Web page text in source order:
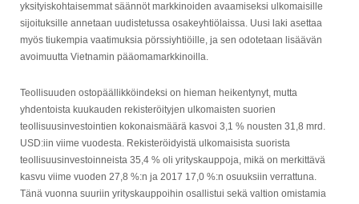
yksityiskohtaisemmat säännöt markkinoiden avaamiseksi ulkomaisille
sijoituksille annetaan uudistetussa osakeyhtiölaissa. Uusi laki asettaa
myös tiukempia vaatimuksia pörssiyhtiöille, ja sen odotetaan lisäävän
avoimuutta Vietnamin pääomamarkkinoilla.
Teollisuuden ostopäällikköindeksi on hieman heikentynyt, mutta
yhdentoista kuukauden rekisteröityjen ulkomaisten suorien
teollisuusinvestointien kokonaismäärä kasvoi 3,1 % nousten 31,8 mrd.
USD:iin viime vuodesta. Rekisteröidyistä ulkomaisista suorista
teollisuusinvestoinneista 35,4 % oli yrityskauppoja, mikä on merkittävä
kasvu viime vuoden 27,8 %:n ja 2017 17,0 %:n osuuksiin verrattuna.
Tänä vuonna suuriin yrityskauppoihin osallistui sekä valtion omistamia